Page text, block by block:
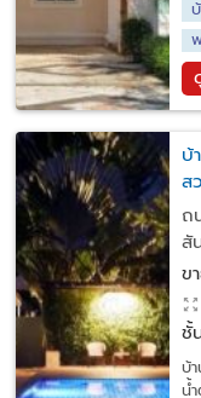
บ้
ส
ถ
สั
ข
ชั้
บ้
น้ำ